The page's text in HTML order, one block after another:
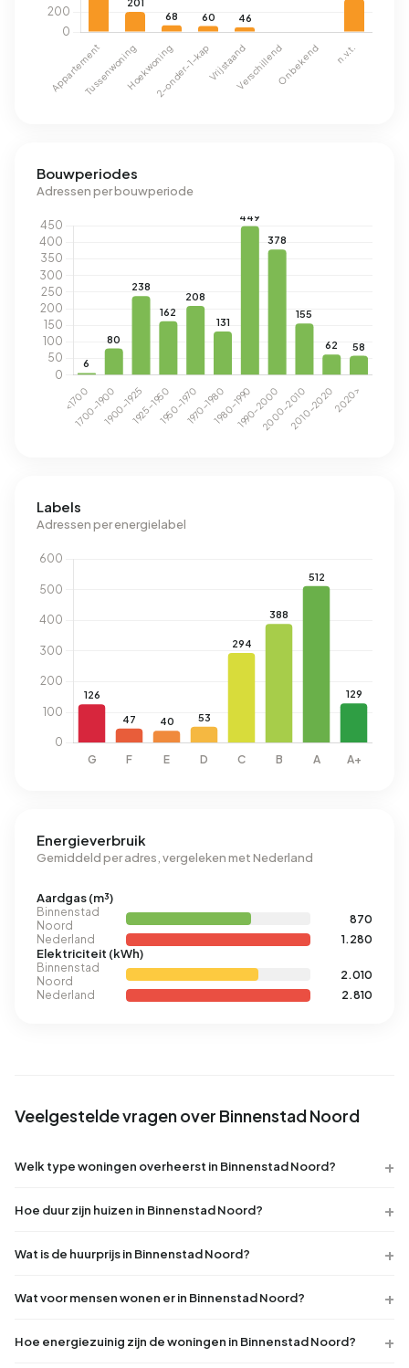
Bouwperiodes
Adressen per bouwperiode
Labels
Adressen per energielabel
Energieverbruik
Gemiddeld per adres, vergeleken met Nederland
Aardgas (m³)
Binnenstad
Noord
870
Nederland
1.280
Elektriciteit (kWh)
Binnenstad
Noord
2.010
Nederland
2.810
Veelgestelde vragen over Binnenstad Noord
Welk type woningen overheerst in Binnenstad Noord?
Hoe duur zijn huizen in Binnenstad Noord?
Wat is de huurprijs in Binnenstad Noord?
Wat voor mensen wonen er in Binnenstad Noord?
Hoe energiezuinig zijn de woningen in Binnenstad Noord?